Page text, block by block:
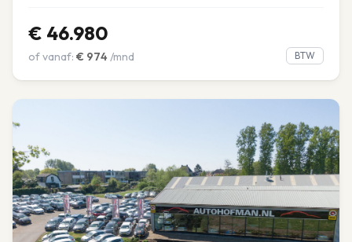
€ 46.980
of vanaf: € 974 /mnd BTW